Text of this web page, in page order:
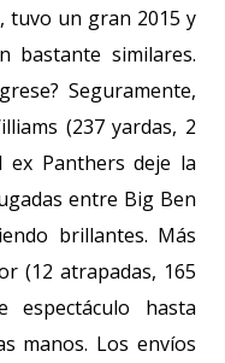
tuvo un gran 2015 y
bastante similares.
Seguramente,
(237 yardas, 2
ex Panthers deje la
entre Big Ben
brillantes. Más
(12 atrapadas, 165
hasta
manos. Los envíos